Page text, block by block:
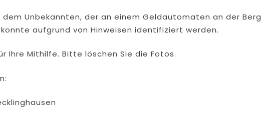
dem Unbekannten, der an einem Geldautomaten an der
aufgrund von Hinweisen identifiziert werden.
Ihre Mithilfe. Bitte löschen Sie die Fotos.